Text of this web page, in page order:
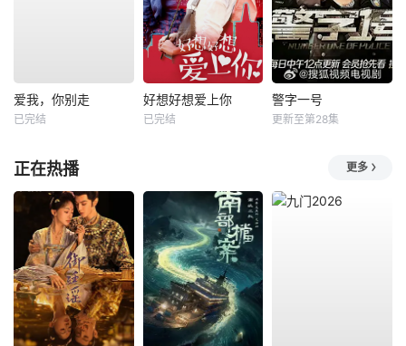
爱我，你别走
已完结
好想好想爱上你
已完结
警字一号
更新至第28集
正在热播 更多